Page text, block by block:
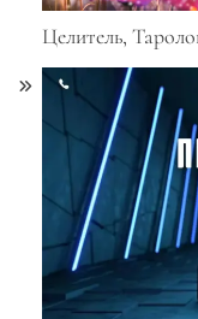
Целитель,